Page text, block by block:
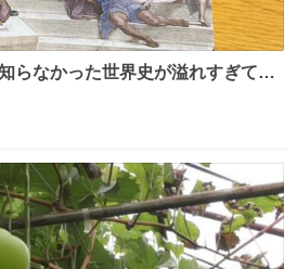
らなかった世界史が溢れすぎてて